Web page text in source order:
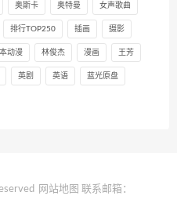
奥斯卡 奥特曼 女声歌曲
排行TOP250 插画 摄影
动漫 林俊杰 漫画 王芳
英剧 英语 蓝光原盘
网站地图 联系邮箱：